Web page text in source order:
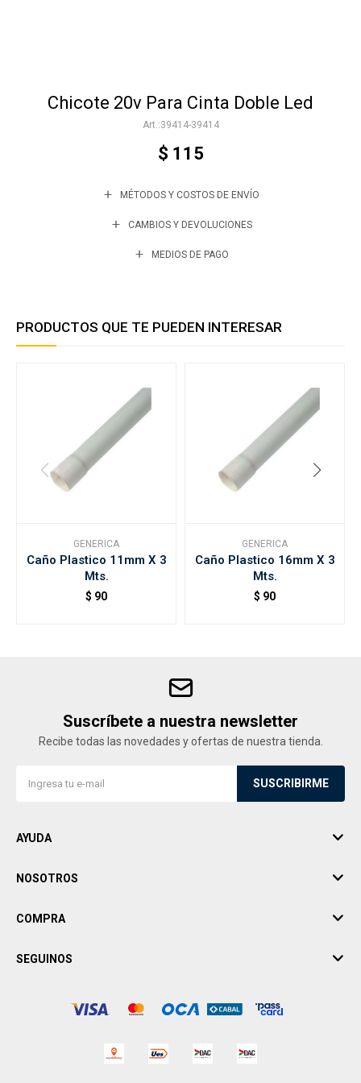
Chicote 20v Para Cinta Doble Led
39414-39414
$ 115
MÉTODOS Y COSTOS DE ENVÍO
CAMBIOS Y DEVOLUCIONES
MEDIOS DE PAGO
PRODUCTOS QUE TE PUEDEN INTERESAR
GENERICA
Caño Plastico 11mm X 3
Mts.
$ 90
GENERICA
Caño Plastico 16mm X 3
Mts.
$ 90
Suscríbete a nuestra newsletter
Recibe todas las novedades y ofertas de nuestra tienda.
SUSCRIBIRME
AYUDA
NOSOTROS
COMPRA
SEGUINOS
Varios